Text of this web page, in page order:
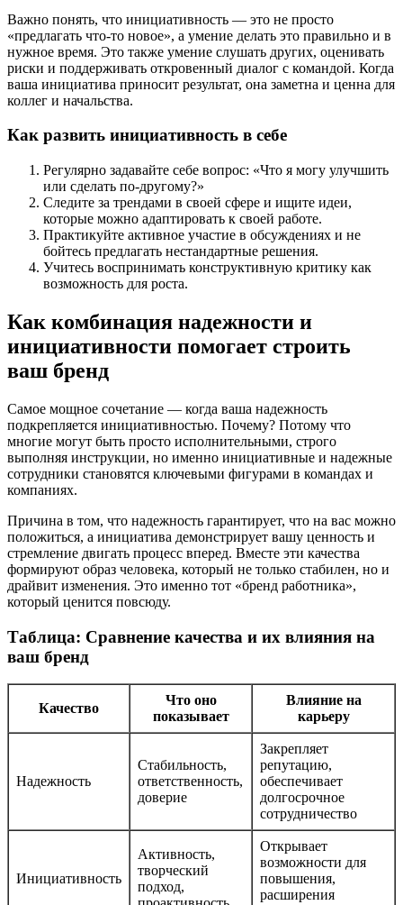
Важно понять, что инициативность — это не просто
«предлагать что-то новое», а умение делать это правильно и в
нужное время. Это также умение слушать других, оценивать
риски и поддерживать откровенный диалог с командой. Когда
ваша инициатива приносит результат, она заметна и ценна для
коллег и начальства.
Как развить инициативность в себе
Регулярно задавайте себе вопрос: «Что я могу улучшить
или сделать по-другому?»
Следите за трендами в своей сфере и ищите идеи,
которые можно адаптировать к своей работе.
Практикуйте активное участие в обсуждениях и не
бойтесь предлагать нестандартные решения.
Учитесь воспринимать конструктивную критику как
возможность для роста.
Как комбинация надежности и
инициативности помогает строить
ваш бренд
Самое мощное сочетание — когда ваша надежность
подкрепляется инициативностью. Почему? Потому что
многие могут быть просто исполнительными, строго
выполняя инструкции, но именно инициативные и надежные
сотрудники становятся ключевыми фигурами в командах и
компаниях.
Причина в том, что надежность гарантирует, что на вас можно
положиться, а инициатива демонстрирует вашу ценность и
стремление двигать процесс вперед. Вместе эти качества
формируют образ человека, который не только стабилен, но и
драйвит изменения. Это именно тот «бренд работника»,
который ценится повсюду.
Таблица: Сравнение качества и их влияния на
ваш бренд
Качество
Что оно
показывает
Влияние на
карьеру
Надежность
Стабильность,
ответственность,
доверие
Закрепляет
репутацию,
обеспечивает
долгосрочное
сотрудничество
Инициативность
Активность,
творческий
подход,
Открывает
возможности для
повышения,
расширения